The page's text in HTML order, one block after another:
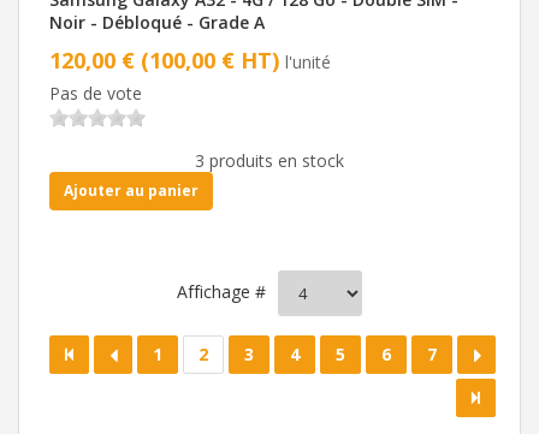
Noir - Débloqué - Grade A
120,00 € (100,00 € HT) l'unité
Pas de vote
3 produits en stock
Ajouter au panier
Affichage #
1 2 3 4 5 6 7